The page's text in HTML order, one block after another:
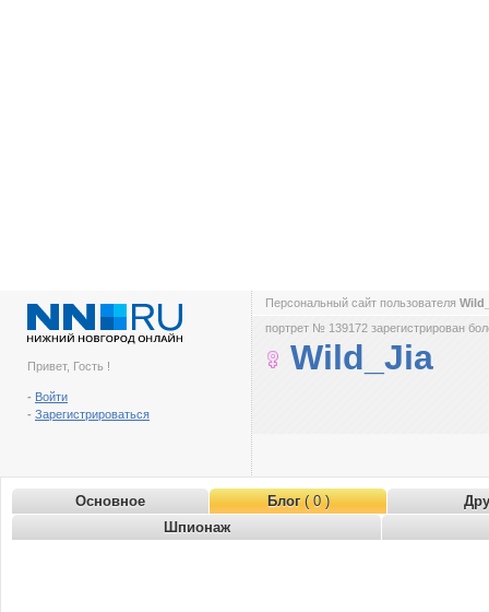
Привет, Гость !
- Войти
- Зарегистрироваться
Персональный сайт пользователя
портрет № 139172 зарегистрирован
Wild_Jia
Основное Блог( 0 )
Шпионаж